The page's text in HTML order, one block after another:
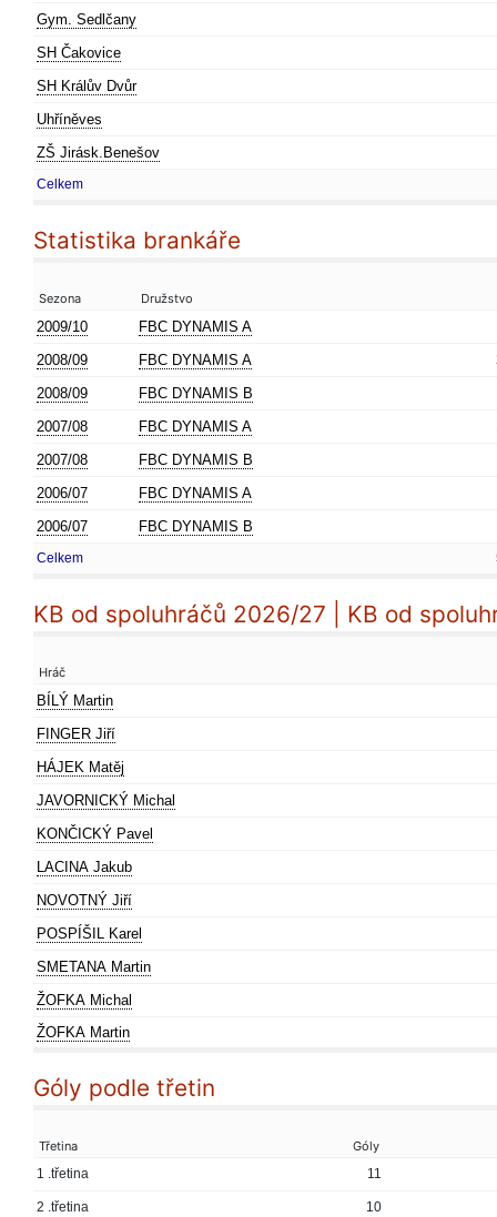
Gym. Sedlčany
SH Čakovice
SH Králův Dvůr
Uhříněves
ZŠ Jirásk.Benešov
Celkem
Statistika brankáře
Sezona Družstvo
2009/10
FBC DYNAMIS A
2008/09
FBC DYNAMIS A
2008/09
FBC DYNAMIS B
2007/08
FBC DYNAMIS A
2007/08
FBC DYNAMIS B
2006/07
FBC DYNAMIS A
2006/07
FBC DYNAMIS B
Celkem
KB od spoluhráčů 2026/27 | KB od
Hráč
BÍLÝ Martin
FINGER Jiří
HÁJEK Matěj
JAVORNICKÝ Michal
KONČICKÝ Pavel
LACINA Jakub
NOVOTNÝ Jiří
POSPÍŠIL Karel
SMETANA Martin
ŽOFKA Michal
ŽOFKA Martin
Góly podle třetin
Třetina
Góly
1 .třetina
11
2 .třetina 10